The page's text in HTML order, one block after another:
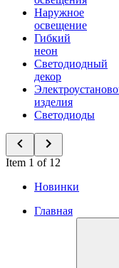
Наружное
освещение
Гибкий
неон
Светодиодный
декор
изделия
Светодиоды
Item 1 of 12
Новинки
Главная